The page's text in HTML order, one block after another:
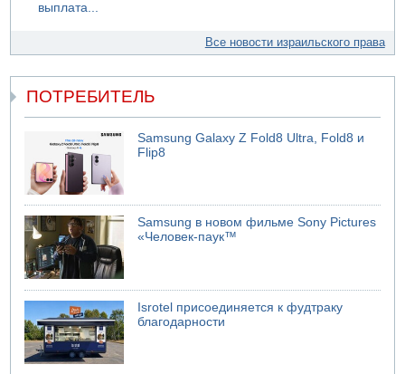
выплата...
Все новости израильского права
ПОТРЕБИТЕЛЬ
Samsung Galaxy Z Fold8 Ultra, Fold8 и
Flip8
Samsung в новом фильме Sony Pictures
«Человек-паук™
Isrotel присоединяется к фудтраку
благодарности